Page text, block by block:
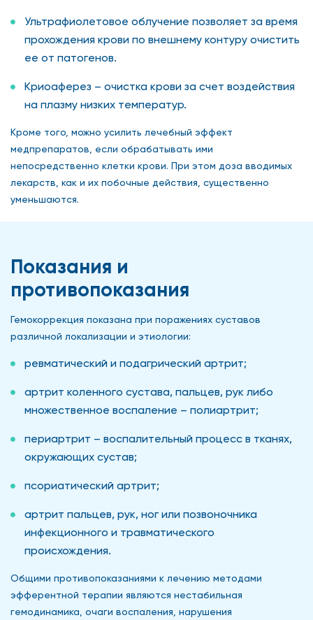
Ультрафиолетовое облучение позволяет за время
прохождения крови по внешнему контуру очистить
ее от патогенов.
Криоаферез – очистка крови за счет воздействия
на плазму низких температур.
Кроме того, можно усилить лечебный эффект
медпрепаратов, если обрабатывать ими
непосредственно клетки крови. При этом доза вводимых
лекарств, как и их побочные действия, существенно
уменьшаются.
Показания и
противопоказания
Гемокоррекция показана при поражениях суставов
различной локализации и этиологии:
ревматический и подагрический артрит;
артрит коленного сустава, пальцев, рук либо
множественное воспаление – полиартрит;
периартрит – воспалительный процесс в тканях,
окружающих сустав;
псориатический артрит;
артрит пальцев, рук, ног или позвоночника
инфекционного и травматического
происхождения.
Общими противопоказаниями к лечению методами
эфферентной терапии являются нестабильная
гемодинамика, очаги воспаления, нарушения